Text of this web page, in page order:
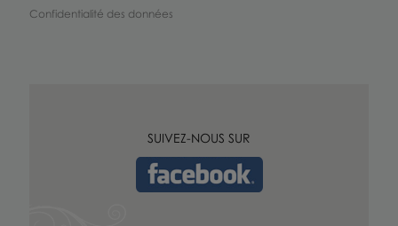
Confidentialité des données
SUIVEZ-NOUS SUR